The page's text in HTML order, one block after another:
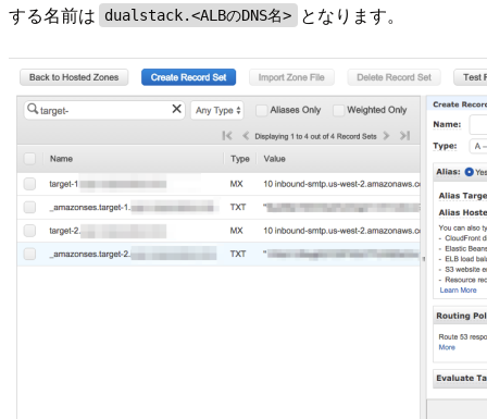
する名前は
dualstack.<ALBのDNS名> となります。